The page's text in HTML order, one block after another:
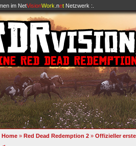
im NetVisionWork .net Netzwerk :.
Home » Red Dead Redemption 2 » Offizieller